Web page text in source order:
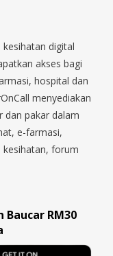
Lebar,
Tampines, Toa
Thomson, Tuas,
Upper Thomson,
digital
akses bagi
hospital dan
menyediakan
dan pakar dalam
e-farmasi,
kesihatan, forum
RM30